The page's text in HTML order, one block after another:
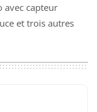
avec capteur
et trois autres